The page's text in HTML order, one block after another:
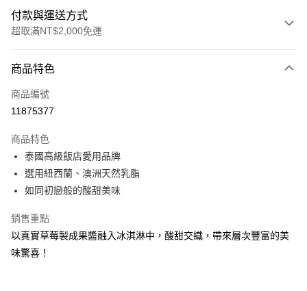
付款與運送方式
超取滿NT$2,000免運
信用卡一次付款
Apple Pay
運送方式
冷凍7-11取貨(快速到店)
每筆NT$200，滿NT$2,000(含以上)免運費
商品特色
商品編號
11875377
商品特色
泰國高級飯店愛用品牌
選用紐西蘭、澳洲天然乳脂
如同初戀般的酸甜美味
銷售重點
以真實草莓製成果醬融入冰淇淋中，酸甜交織，帶來層次豐富的美
味驚喜！